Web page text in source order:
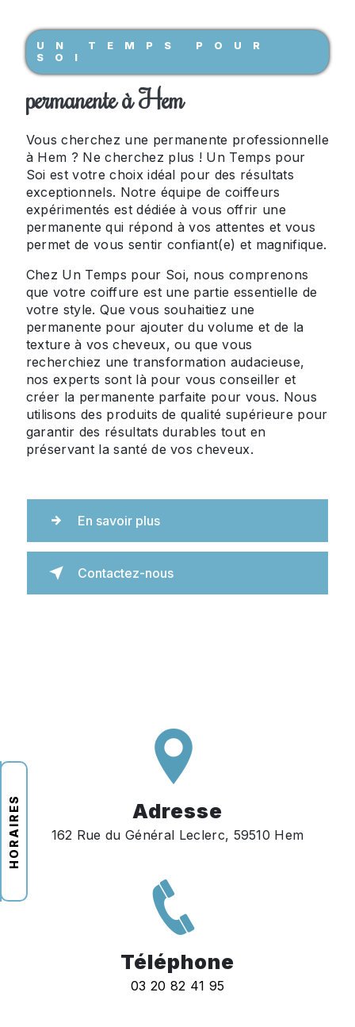
HORAIRES
UN TEMPS POUR
SOI
permanente à Hem
Vous cherchez une permanente professionnelle
à Hem ? Ne cherchez plus ! Un Temps pour
Soi est votre choix idéal pour des résultats
exceptionnels. Notre équipe de coiffeurs
expérimentés est dédiée à vous offrir une
permanente qui répond à vos attentes et vous
permet de vous sentir confiant(e) et magnifique.
Chez Un Temps pour Soi, nous comprenons
que votre coiffure est une partie essentielle de
votre style. Que vous souhaitiez une
permanente pour ajouter du volume et de la
texture à vos cheveux, ou que vous
recherchiez une transformation audacieuse,
nos experts sont là pour vous conseiller et
créer la permanente parfaite pour vous. Nous
utilisons des produits de qualité supérieure pour
garantir des résultats durables tout en
préservant la santé de vos cheveux.
En savoir plus
Contactez-nous
Adresse
162 Rue du Général Leclerc, 59510 Hem
Téléphone
03 20 82 41 95